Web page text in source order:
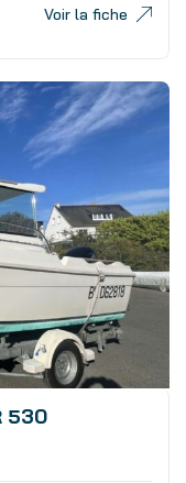
Voir la fiche
530